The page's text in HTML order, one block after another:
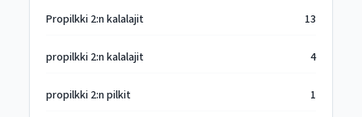
Propilkki 2:n kalalajit 13
propilkki 2:n kalalajit 4
propilkki 2:n pilkit 1